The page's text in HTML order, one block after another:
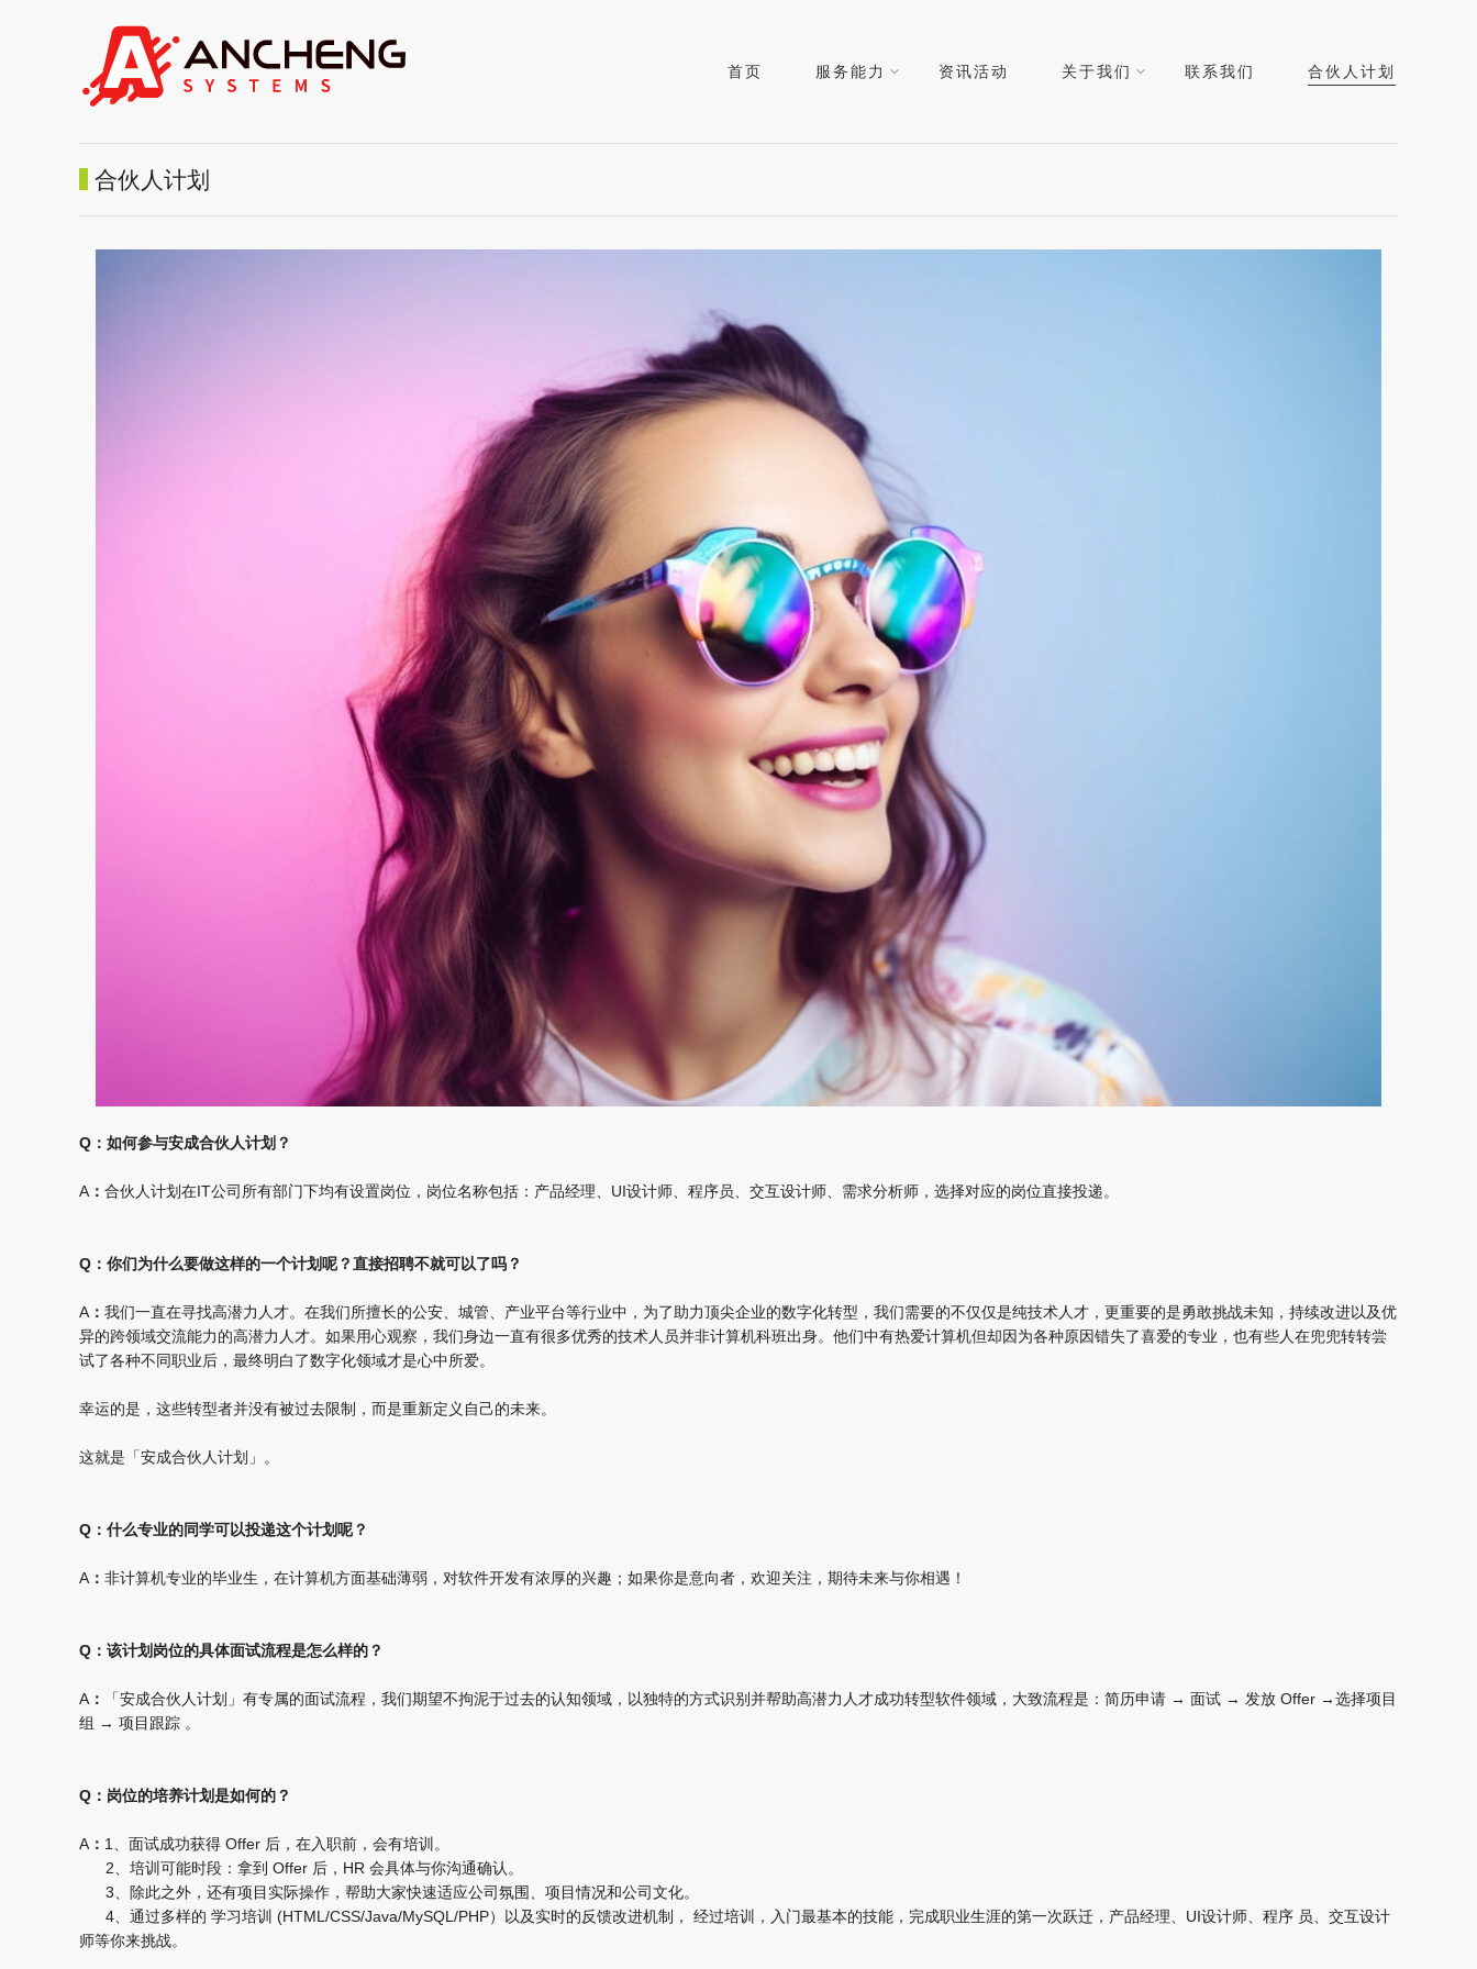
首页 服务能力 资讯活动 关于我们 联系我们 合伙人计划
合伙人计划
Q：如何参与安成合伙人计划？
A ： 合伙人计划在IT公司所有部门下均有设置岗位，岗位名称包括：产品经理、UI设计师、程序员、交互设计师、需求分析师，选择对应的岗位直接投递。
Q ： 你们为什么要做这样的一个计划呢？直接招聘不就可以了吗？
A ： 我们一直在寻找高潜力人才。在我们所擅长的公安、城管、产业平台等行业中，为了助力顶尖企业的数字化转型，我们需要的不仅仅是纯技术人才，更重要的是勇敢挑战未知，持续改进以及优
异的跨领域交流能力的高潜力人才。如果用心观察，我们身边一直有很多优秀的技术人员并非计算机科班出身。他们中有热爱计算机但却因为各种原因错失了喜爱的专业，也有些人在兜兜转转尝
试了各种不同职业后，最终明白了数字化领域才是心中所爱。
幸运的是，这些转型者并没有被过去限制，而是重新定义自己的未来。
这就是「安成合伙人计划」。
Q ： 什么专业的同学可以投递这个计划呢？
A ： 非计算机专业的毕业生，在计算机方面基础薄弱，对软件开发有浓厚的兴趣；如果你是意向者，欢迎关注，期待未来与你相遇！
Q ： 该计划岗位的具体面试流程是怎么样的？
A ：
「安成合伙人计划」有专属的面试流程，我们期望不拘泥于过去的认知领域，以独特的方式识别并帮助高潜力人才成功转型软件领域，大致流程是：简历申请 → 面试 → 发放 Offer →选择项目
组 → 项目跟踪 。
Q ： 岗位的培养计划是如何的？
A ： 1、面试成功获得 Offer 后，在入职前，会有培训。
2、培训可能时段：拿到 Offer 后，HR 会具体与你沟通确认。
3、除此之外，还有项目实际操作，帮助大家快速适应公司氛围、项目情况和公司文化。
4、通过多样的 学习培训 (HTML/CSS/Java/MySQL/PHP）以及实时的反馈改进机制， 经过培训，入门最基本的技能，完成职业生涯的第一次跃迁，产品经理、UI设计师、程序 员、交互设计
师等你来挑战。